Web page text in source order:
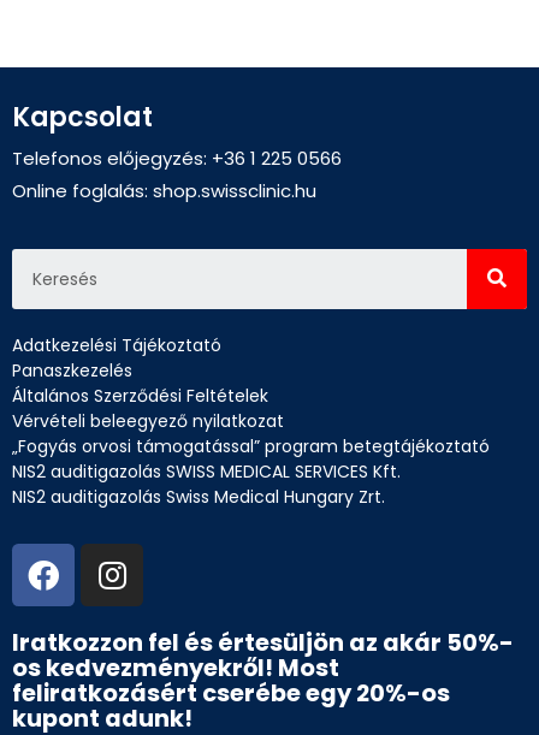
Kapcsolat
Telefonos előjegyzés: +36 1 225 0566
Online foglalás: shop.swissclinic.hu
Adatkezelési Tájékoztató
Panaszkezelés
Általános Szerződési Feltételek
Vérvételi beleegyező nyilatkozat
„Fogyás orvosi támogatással” program betegtájékoztató
NIS2 auditigazolás SWISS MEDICAL SERVICES Kft.
NIS2 auditigazolás Swiss Medical Hungary Zrt.
Iratkozzon fel és értesüljön az akár 50%-
os kedvezményekről! Most
feliratkozásért cserébe egy 20%-os
kupont adunk!